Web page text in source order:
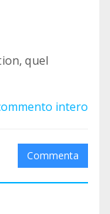
quel
intero
Commenta